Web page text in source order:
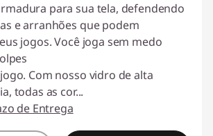
para sua tela, defendendo
e arranhões que podem
jogos. Você joga sem medo
Com nosso vidro de alta
todas as cor...
de Entrega